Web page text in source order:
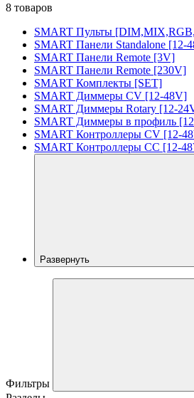
8 товаров
SMART Пульты
SMART Панели Standalone [12-
SMART Панели Remote [3V]
SMART Панели Remote [230V]
SMART Комплекты [SET]
SMART Диммеры CV [12-48V]
SMART Диммеры Rotary [12-
SMART Диммеры в профиль
SMART Контроллеры CV [12-
SMART Контроллеры CC [12-
Развернуть
Фильтры